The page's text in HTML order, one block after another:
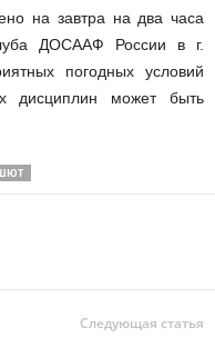
на завтра на два часа
ДОСААФ России в г.
погодных условий
дисциплин может быть
Следующая статья